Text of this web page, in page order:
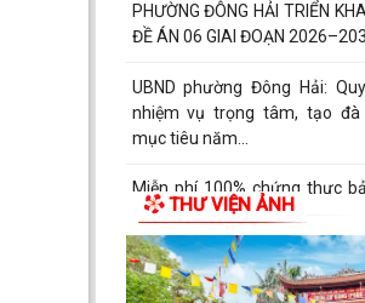
PHƯỜNG ĐÔNG HẢI TRIỂN
ĐỀ ÁN 06 GIAI ĐOẠN
UBND phường Đông Hải:
nhiệm vụ trọng tâm, tạo
mục tiêu năm...
Miễn phí 100% chứng thực
bản chính
Công văn số 2470/UBND-
của UBND phường Đông Hải
THƯ VIỆN ẢNH